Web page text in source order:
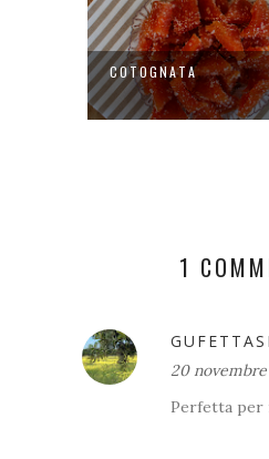
COTOGNATA
1
20
Perfetta per